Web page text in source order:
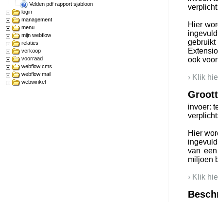
Velden pdf rapport sjabloon
login
management
menu
mijn webflow
relaties
verkoop
voorraad
webflow cms
webflow mail
webwinkel
Hier
ook
› Klik
invoer:
Hier
van
miljoen
› Klik